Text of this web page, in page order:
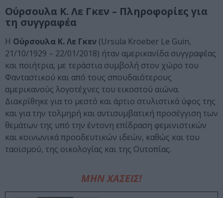
Ούρσουλα Κ. Λε Γκεν – Πληροφορίες για
τη συγγραφέα
Η Ούρσουλα Κ. Λε Γκεν (Ursula Kroeber Le Guin,
21/10/1929 – 22/01/2018) ήταν αμερικανίδα συγγραφέας
και ποιήτρια, με τεράστια συμβολή στον χώρο του
Φανταστικού και από τους σπουδαιότερους
αμερικανούς λογοτέχνες του εικοστού αιώνα.
Διακρίθηκε για το μεστό και άρτιο στυλιστικά ύφος της
και για την τολμηρή και αντισυμβατική προσέγγιση των
θεμάτων της υπό την έντονη επίδραση φεμινιστικών
και κοινωνικά προοδευτικών ιδεών, καθώς και του
ταοϊσμού, της οικολογίας και της Ουτοπίας.
ΜΗΝ ΧΑΣΕΙΣ!